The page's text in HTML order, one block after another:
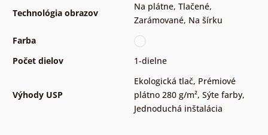
Technológia obrazov
Na plátne, Tlačené,
Zarámované, Na šírku
Farba
Počet dielov
1-dielne
Výhody USP
Ekologická tlač, Prémiové
plátno 280 g/m², Sýte farby,
Jednoduchá inštalácia